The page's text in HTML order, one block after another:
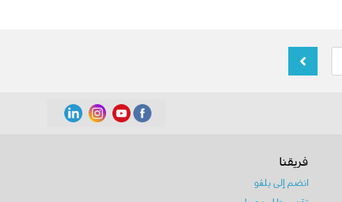
فريقنا
انضم إلى ﺑﻠﭭو